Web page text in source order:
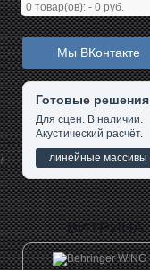
0 товар(ов): - 0 руб.
Мы ВКонтакте
Готовые решения
Для сцен. В наличии.
Акустический расчёт.
линейные массивы
ВИТРИНА: